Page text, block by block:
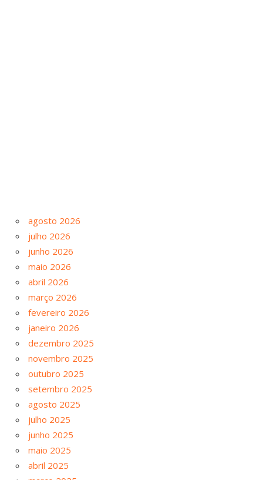
agosto 2026
julho 2026
junho 2026
maio 2026
abril 2026
março 2026
fevereiro 2026
janeiro 2026
dezembro 2025
novembro 2025
outubro 2025
setembro 2025
agosto 2025
julho 2025
junho 2025
maio 2025
abril 2025